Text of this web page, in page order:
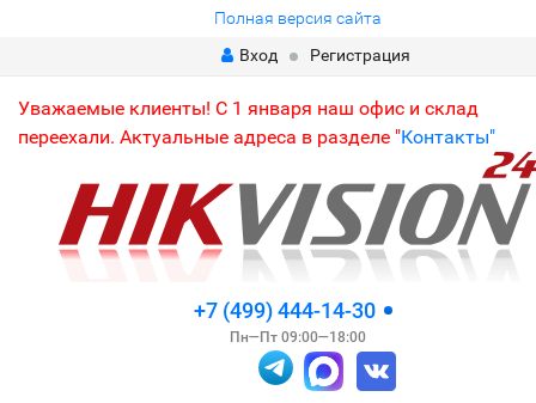
Полная версия сайта
Вход
Регистрация
Уважаемые клиенты! С 1 января наш офис и склад
переехали. Актуальные адреса в разделе "Контакты"
+7 (499) 444-14-30
Пн—Пт 09:00—18:00